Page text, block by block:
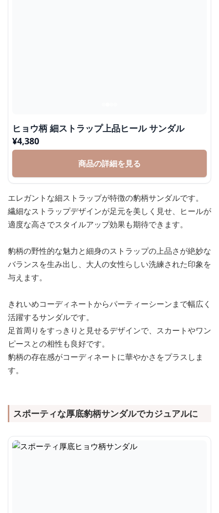
ヒョウ柄 細ストラップ上品ヒール サンダル
¥4,380
商品の詳細を見る
エレガントな細ストラップが特徴の豹柄サンダルです。
繊細なストラップデザインが足元を美しく見せ、ヒールが
適度な高さでスタイルアップ効果も期待できます。
豹柄の野性的な魅力と細身のストラップの上品さが絶妙な
バランスを生み出し、大人の女性らしい洗練された印象を
与えます。
きれいめコーディネートからパーティーシーンまで幅広く
活躍するサンダルです。
足首周りをすっきりと見せるデザインで、スカートやワン
ピースとの相性も良好です。
豹柄の存在感がコーディネートに華やかさをプラスしま
す。
スポーティな厚底豹柄サンダルでカジュアルに